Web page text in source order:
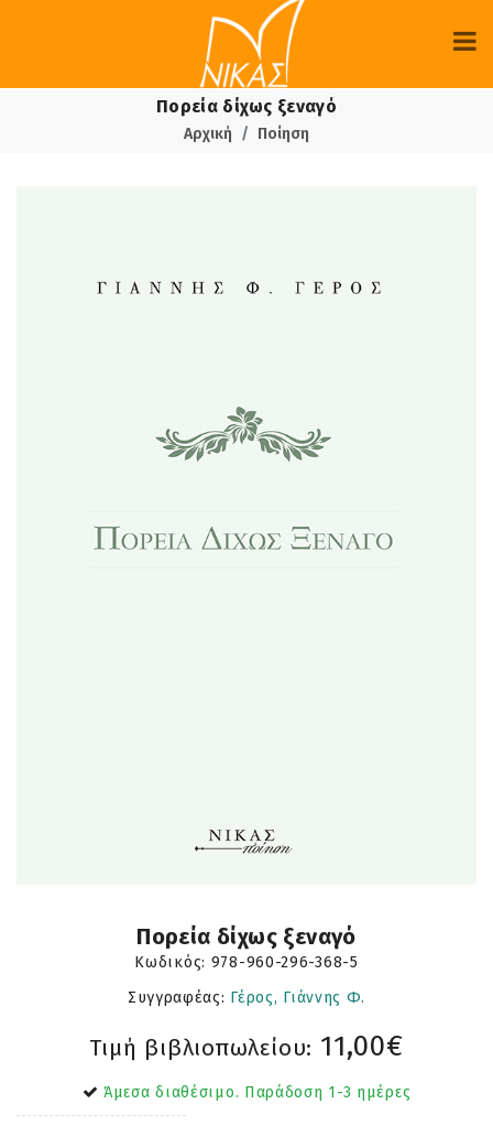
Πορεία δίχως ξεναγό
Αρχική Ποίηση
Πορεία δίχως ξεναγό
Κωδικός: 978-960-296-368-5
Συγγραφέας: Γέρος, Γιάννης Φ.
Τιμή βιβλιοπωλείου: 11,00€
Άμεσα διαθέσιμο. Παράδοση 1-3 ημέρες